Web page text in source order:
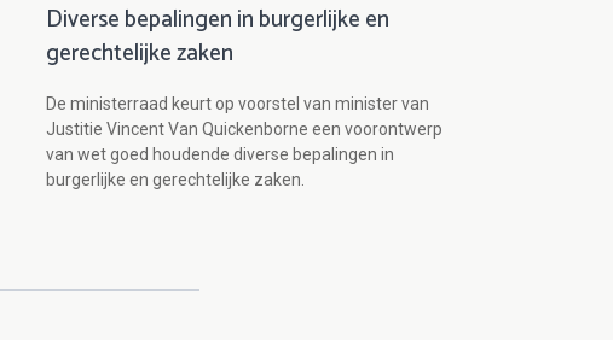
Diverse bepalingen in burgerlijke en
gerechtelijke zaken
De ministerraad keurt op voorstel van minister van
Justitie Vincent Van Quickenborne een voorontwerp
van wet goed houdende diverse bepalingen in
burgerlijke en gerechtelijke zaken.